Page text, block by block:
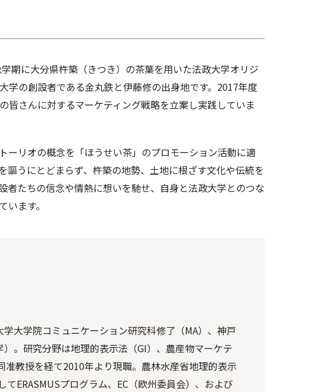
期に大分県杵築（きつき）の茶葉を用いた法政大学オリジ
の創設者である金丸鉄と伊藤修の出身地です。2017年度
さんに対するマーケティング戦略を立案し実践していま
ーリオの概念を「ほうせい茶」のプロモーション活動に適
うにとどまらず、杵築の地勢、土地に根ざす文化や伝統を
たちの信念や情熱に想いを馳せ、自身と法政大学とのつな
ます。
大学院コミュニケーション研究科修了（MA）、神戸
。研究分野は地理的表示法（GI）、農産物マーケテ
教授を経て2010年より現職。農林水産省地理的表示
ERASMUSプログラム、EC（欧州委員会）、および